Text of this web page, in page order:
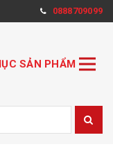
0888709099
SẢN PHẨM